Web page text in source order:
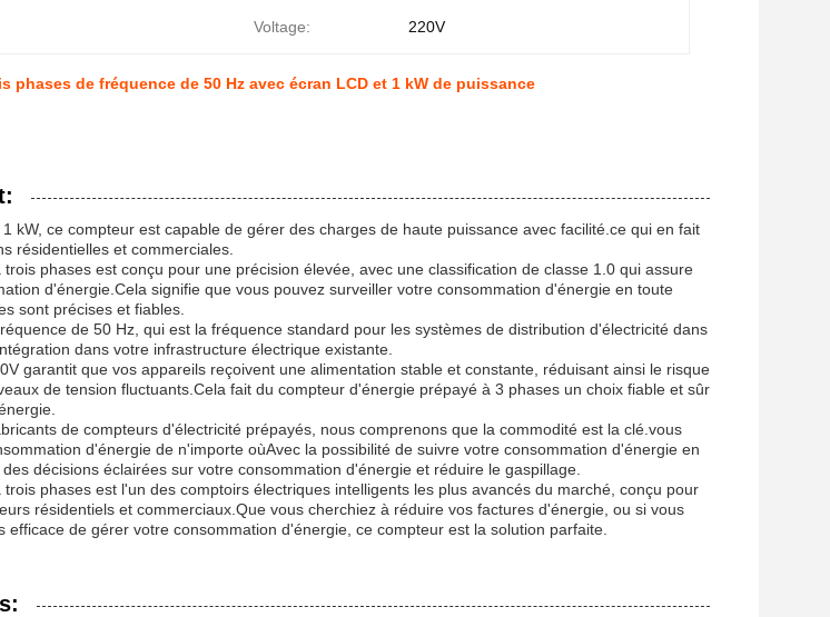
Voltage: 220V
phases de fréquence de 50 Hz avec écran LCD et 1 kW de puissance
kW, ce compteur est capable de gérer des charges de haute puissance avec facilité.ce qui en fait
résidentielles et commerciales.
phases est conçu pour une précision élevée, avec une classification de classe 1.0 qui assure
d'énergie.Cela signifie que vous pouvez surveiller votre consommation d'énergie en toute
sont précises et fiables.
de 50 Hz, qui est la fréquence standard pour les systèmes de distribution d'électricité dans
dans votre infrastructure électrique existante.
garantit que vos appareils reçoivent une alimentation stable et constante, réduisant ainsi le risque
de tension fluctuants.Cela fait du compteur d'énergie prépayé à 3 phases un choix fiable et sûr
de compteurs d'électricité prépayés, nous comprenons que la commodité est la clé.vous
d'énergie de n'importe oùAvec la possibilité de suivre votre consommation d'énergie en
décisions éclairées sur votre consommation d'énergie et réduire le gaspillage.
phases est l'un des comptoirs électriques intelligents les plus avancés du marché, conçu pour
résidentiels et commerciaux.Que vous cherchiez à réduire vos factures d'énergie, ou si vous
efficace de gérer votre consommation d'énergie, ce compteur est la solution parfaite.